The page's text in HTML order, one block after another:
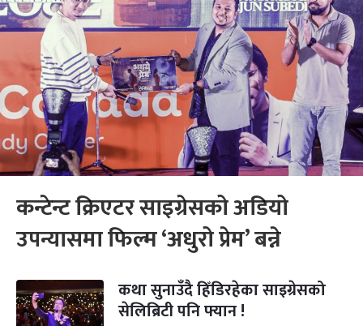
कन्टेन्ट क्रिएटर साइग्रेसको अडियो
उपन्यासमा फिल्म ‘अधुरो प्रेम’ बन्ने
कथा सुनाउँदै हिँडिरहेका साइग्रेसको
सेलिब्रिटी पनि फ्यान !